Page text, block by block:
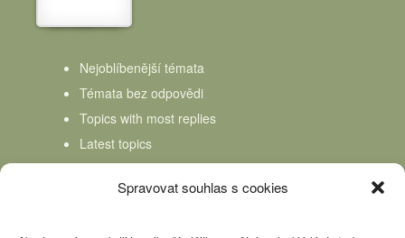
Spravovat souhlas s cookies
Nejoblíbenější témata
Témata bez odpovědi
Topics with most replies
Latest topics
Topics Freshness